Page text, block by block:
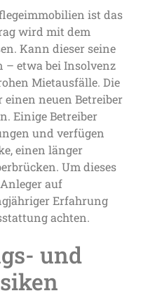
ist das
wird mit dem
Kann dieser seine
etwa bei Insolvenz
Mietausfälle. Die
neuen Betreiber
Einige Betreiber
und verfügen
einen länger
Um dieses
auf
Erfahrung
achten.
und